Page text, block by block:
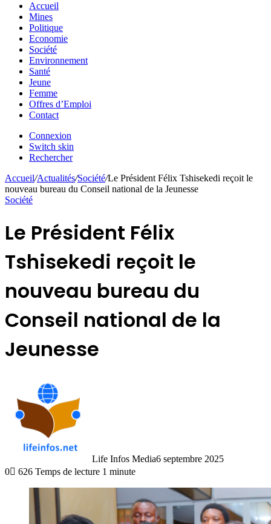
Accueil
Mines
Politique
Economie
Société
Environnement
Santé
Jeune
Femme
Offres d’Emploi
Contact
Connexion
Switch skin
Rechercher
Accueil/Actualités/Société/Le Président Félix Tshisekedi reçoit le
nouveau bureau du Conseil national de la Jeunesse
Société
Le Président Félix
Tshisekedi reçoit le
nouveau bureau du
Conseil national de la
Jeunesse
Life Infos Media6 septembre 2025
0
626 Temps de lecture 1 minute